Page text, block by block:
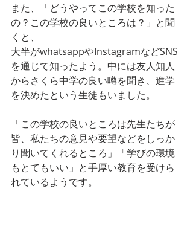
また、「どうやってこの学校を知った
の？この学校の良いところは？」と聞
くと、
大半がwhatsappやInstagramなどSNS
を通じて知ったよう。中には友人知人
からさくら中学の良い噂を聞き、進学
を決めたという生徒もいました。
「この学校の良いところは先生たちが
皆、私たちの意見や要望などをしっか
り聞いてくれるところ」「学びの環境
もとてもいい」と手厚い教育を受けら
れているようです。